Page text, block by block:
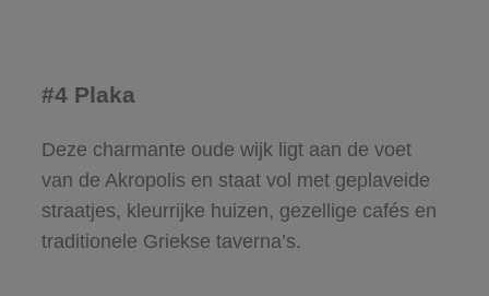
#4 Plaka
Deze charmante oude wijk ligt aan de voet
van de Akropolis en staat vol met geplaveide
straatjes, kleurrijke huizen, gezellige cafés en
traditionele Griekse taverna’s.